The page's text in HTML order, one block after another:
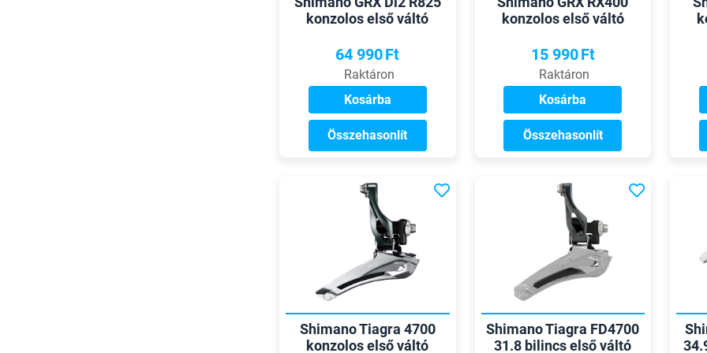
konzolos első váltó
64 990Ft
Raktáron
Kosárba
Összehasonlít
konzolos első váltó
15 990Ft
Raktáron
Kosárba
Összehasonlít
Shimano Tiagra 4700
konzolos első váltó
Shimano Tiagra FD4700
31.8 bilincs első váltó